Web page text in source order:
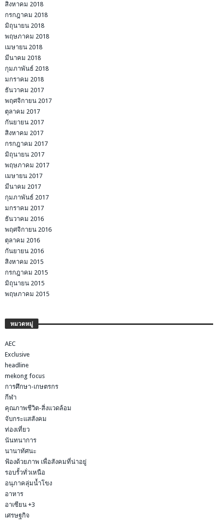
สิงหาคม 2018
กรกฎาคม 2018
มิถุนายน 2018
พฤษภาคม 2018
เมษายน 2018
มีนาคม 2018
กุมภาพันธ์ 2018
มกราคม 2018
ธันวาคม 2017
พฤศจิกายน 2017
ตุลาคม 2017
กันยายน 2017
สิงหาคม 2017
กรกฎาคม 2017
มิถุนายน 2017
พฤษภาคม 2017
เมษายน 2017
มีนาคม 2017
กุมภาพันธ์ 2017
มกราคม 2017
ธันวาคม 2016
พฤศจิกายน 2016
ตุลาคม 2016
กันยายน 2016
สิงหาคม 2015
กรกฎาคม 2015
มิถุนายน 2015
พฤษภาคม 2015
หมวดหมู่
AEC
Exclusive
headline
mekong focus
การศึกษา-เกษตรกร
กีฬา
คุณภาพชีวิต-สิ่งแวดล้อม
จับกระแสสังคม
ท่องเที่ยว
นันทนาการ
นานาทัศนะ
ฟ้องด้วยภาพ เพื่อสังคมที่น่าอยู่
รอบรั้วทั่วเหนือ
อนุภาคลุ่มน้ำโขง
อาหาร
อาเซียน +3
เศรษฐกิจ